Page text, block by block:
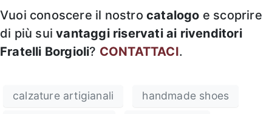
Vuoi conoscere il nostro catalogo e scoprire
di più suivantaggi riservati ai rivenditori
Fratelli Borgioli? CONTATTACI.
calzature artigianali
handmade shoes